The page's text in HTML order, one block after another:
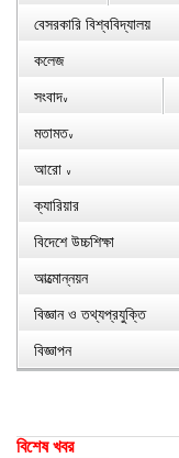
বেসরকারি বিশ্ববিদ্যালয়
কলেজ
সংবাদ∨
মতামত∨
আরো ∨
ক্যারিয়ার
বিদেশে উচ্চশিক্ষা
আত্মোন্নয়ন
বিজ্ঞান ও তথ্যপ্রযুক্তি
বিজ্ঞাপন
বিশেষ খবর